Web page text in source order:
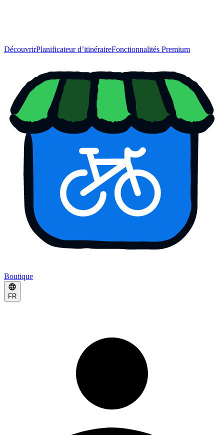
DécouvrirPlanificateur d’itinéraireFonctionnalités Premium
Boutique
FR